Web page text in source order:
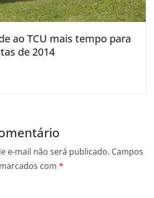
ao TCU mais tempo para
de 2014
e-mail não será publicado. Campos
com *